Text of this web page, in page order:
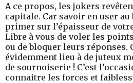
A ce propos, les jokers
capitale. Car savoir en user
primer sur l’épaisseur de
Libre à vous de voler les
ou de bloquer leurs réponses.
évidemment lieu à de juteux
de sournoiserie ! C’est
connaitre les forces et